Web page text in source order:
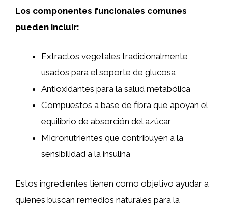
Los componentes funcionales comunes
pueden incluir:
Extractos vegetales tradicionalmente
usados para el soporte de glucosa
Antioxidantes para la salud metabólica
Compuestos a base de fibra que apoyan el
equilibrio de absorción del azúcar
Micronutrientes que contribuyen a la
sensibilidad a la insulina
Estos ingredientes tienen como objetivo ayudar a
quienes buscan remedios naturales para la